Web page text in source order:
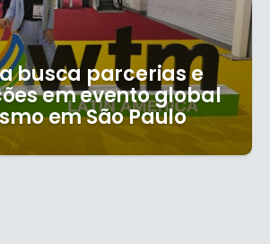
busca parcerias e
em evento global
em São Paulo